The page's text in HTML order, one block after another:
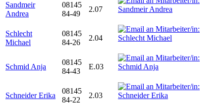
Sandmeir
Andrea
08145
84-49
2.07
Schlecht
Michael
08145
84-26
2.04
Schmid Anja
08145
84-43
E.03
Schneider Erika
08145
84-22
2.03